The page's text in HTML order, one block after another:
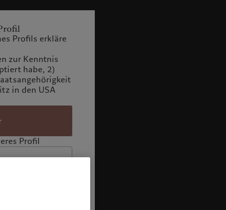
Profils erkläre
zur Kenntnis
habe, 2)
in den USA
Profil